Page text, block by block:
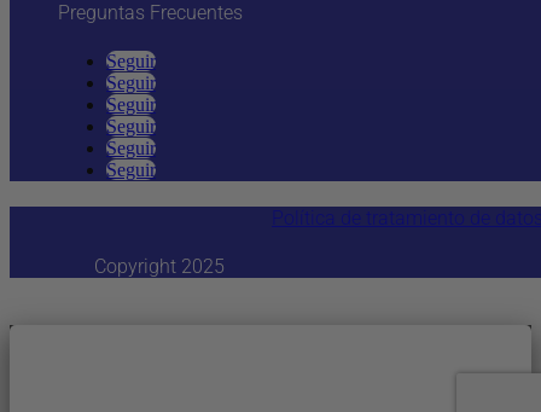
Preguntas Frecuentes
Seguir
Seguir
Seguir
Seguir
Seguir
Seguir
Política de tratamiento de
Copyright 2025